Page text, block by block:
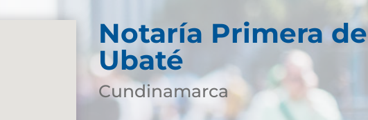
Notaría Primera de
Ubaté
Cundinamarca